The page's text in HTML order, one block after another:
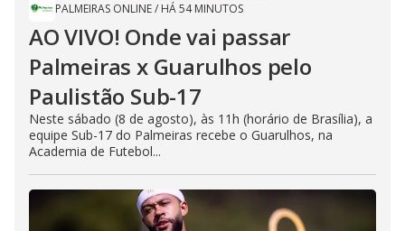
PALMEIRAS ONLINE/ HÁ 54 MINUTOS
AO VIVO! Onde vai passar
Palmeiras x Guarulhos pelo
Paulistão Sub-17
Neste sábado (8 de agosto), às 11h (horário de Brasília), a
equipe Sub-17 do Palmeiras recebe o Guarulhos, na
Academia de Futebol...